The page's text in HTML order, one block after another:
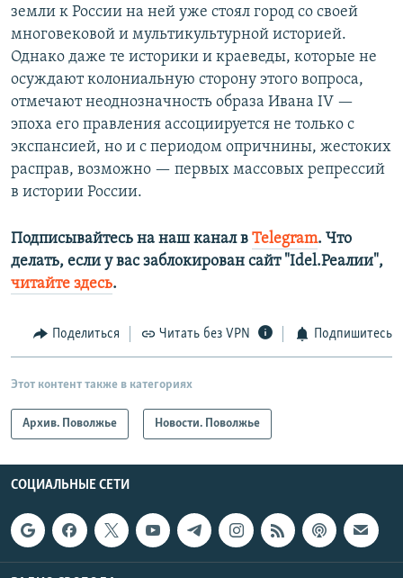
земли к России на ней уже стоял город со своей
многовековой и мультикультурной историей.
Однако даже те историки и краеведы, которые не
осуждают колониальную сторону этого вопроса,
отмечают неоднозначность образа Ивана IV —
эпоха его правления ассоциируется не только с
экспансией, но и с периодом опричнины, жестоких
расправ, возможно — первых массовых репрессий
в истории России.
Подписывайтесь на наш канал в Telegram. Что
делать, если у вас заблокирован сайт "Idel.Реалии",
читайте здесь.
Поделиться Читать без VPN Подпишитесь
Этот контент также в категориях
Архив. Поволжье Новости. Поволжье
СОЦИАЛЬНЫЕ СЕТИ